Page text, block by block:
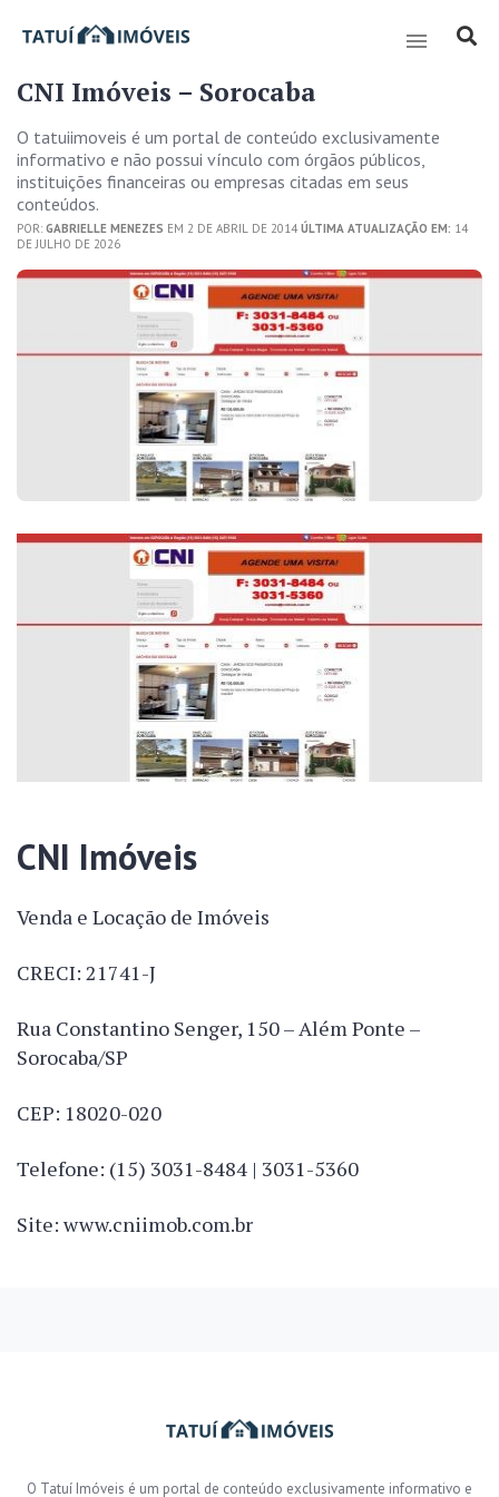
CNI Imóveis – Sorocaba
O tatuiimoveis é um portal de conteúdo exclusivamente
informativo e não possui vínculo com órgãos públicos,
instituições financeiras ou empresas citadas em seus
conteúdos.
POR: GABRIELLE MENEZES EM 2 DE ABRIL DE 2014ÚLTIMA ATUALIZAÇÃO EM: 14
DE JULHO DE 2026
CNI Imóveis
Venda e Locação de Imóveis
CRECI: 21741-J
Rua Constantino Senger, 150 – Além Ponte –
Sorocaba/SP
CEP: 18020-020
Telefone: (15) 3031-8484 | 3031-5360
Site: www.cniimob.com.br
O Tatuí Imóveis é um portal de conteúdo exclusivamente informativo e